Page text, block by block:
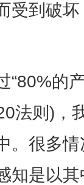
受到破
“80%的
法则)，
。很多
知是以